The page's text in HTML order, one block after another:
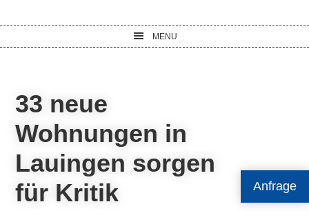
Anfrage
MENU
33 neue
Wohnungen in
Lauingen sorgen
für Kritik